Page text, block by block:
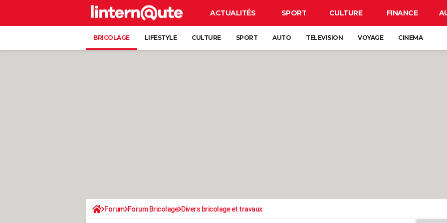
ACTUALITÉS SPORT CULTURE FINANCE
BRICOLAGE LIFESTYLE CULTURE SPORT AUTO TELEVISION VOYAGE CINEMA
Forum Forum Bricolage Divers bricolage et travaux